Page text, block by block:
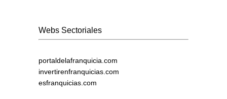
Webs Sectoriales
portaldelafranquicia.com
invertirenfranquicias.com
esfranquicias.com